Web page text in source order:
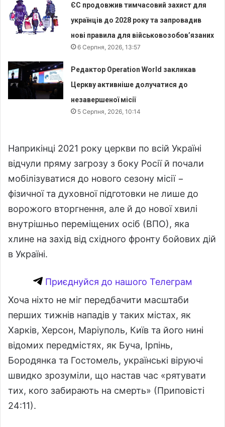
ЄС продовжив тимчасовий захист для
українців до 2028 року та запровадив
нові правила для військовозобов’язаних
6 Серпня, 2026, 13:57
Редактор Operation World закликав
Церкву активніше долучатися до
незавершеної місії
5 Серпня, 2026, 10:14
Наприкінці 2021 року церкви по всій Україні
відчули пряму загрозу з боку Росії й почали
мобілізуватися до нового сезону місії −
фізичної та духовної підготовки не лише до
ворожого вторгнення, але й до нової хвилі
внутрішньо переміщених осіб (ВПО), яка
хлине на захід від східного фронту бойових дій
в Україні.
Приєднуйся до нашого Телеграм
Хоча ніхто не міг передбачити масштаби
перших тижнів нападів у таких містах, як
Харків, Херсон, Маріуполь, Київ та його нині
відомих передмістях, як Буча, Ірпінь,
Бородянка та Гостомель, українські віруючі
швидко зрозуміли, що настав час «рятувати
тих, кого забирають на смерть» (Приповісті
24:11).